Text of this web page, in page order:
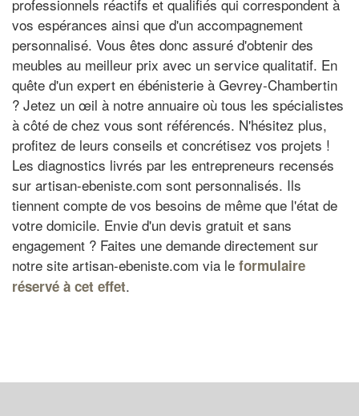
professionnels réactifs et qualifiés qui correspondent à
vos espérances ainsi que d'un accompagnement
personnalisé. Vous êtes donc assuré d'obtenir des
meubles au meilleur prix avec un service qualitatif. En
quête d'un expert en ébénisterie à Gevrey-Chambertin
? Jetez un œil à notre annuaire où tous les spécialistes
à côté de chez vous sont référencés. N'hésitez plus,
profitez de leurs conseils et concrétisez vos projets !
Les diagnostics livrés par les entrepreneurs recensés
sur artisan-ebeniste.com sont personnalisés. Ils
tiennent compte de vos besoins de même que l'état de
votre domicile. Envie d'un devis gratuit et sans
engagement ? Faites une demande directement sur
notre site artisan-ebeniste.com via le formulaire
réservé à cet effet.